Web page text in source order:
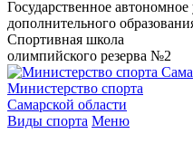
Государственное
дополнительного
Спортивная школа
олимпийского резерва №2
Министерство спорта
Самарской области
Виды спорта Меню